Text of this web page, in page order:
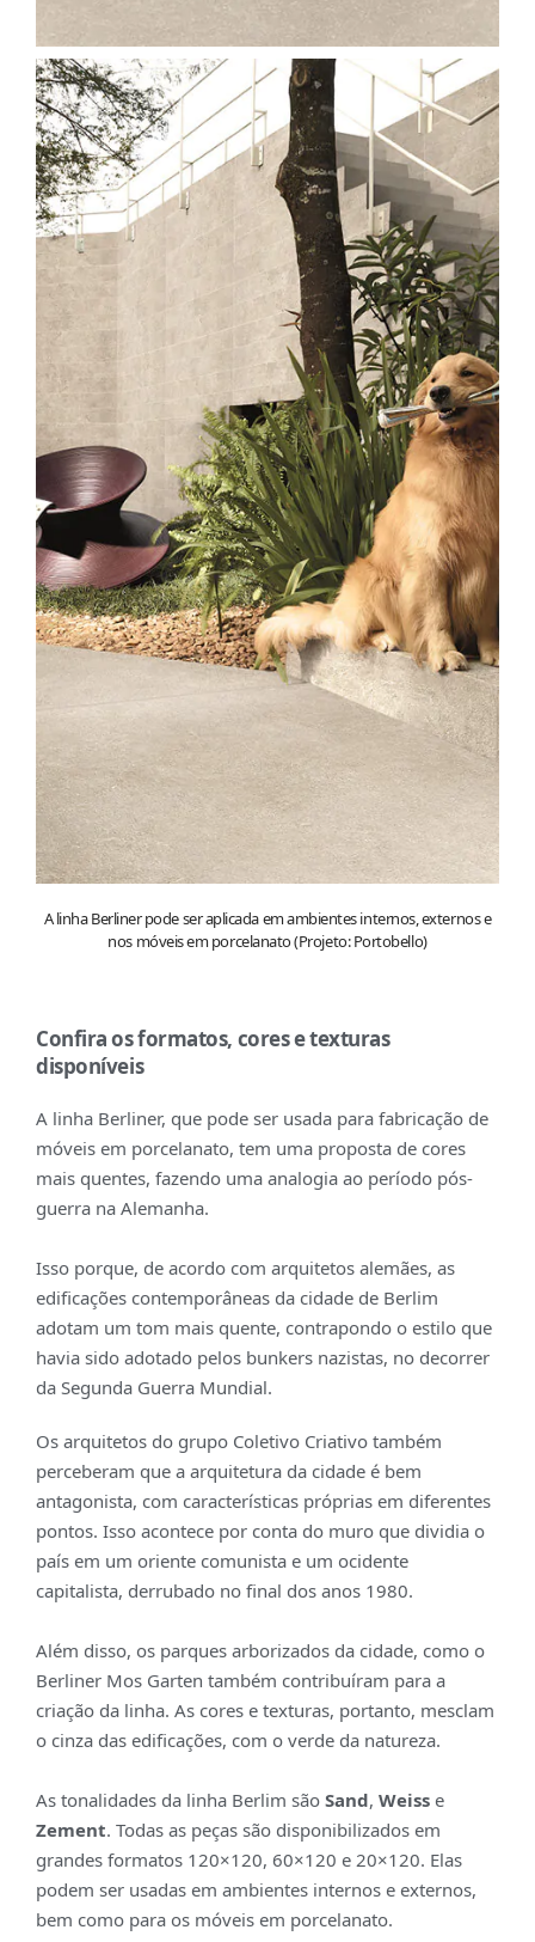
A linha Berliner pode ser aplicada em ambientes internos, externos e
nos móveis em porcelanato (Projeto: Portobello)
Confira os formatos, cores e texturas
disponíveis
A linha Berliner, que pode ser usada para fabricação de
móveis em porcelanato, tem uma proposta de cores
mais quentes, fazendo uma analogia ao período pós-
guerra na Alemanha.
Isso porque, de acordo com arquitetos alemães, as
edificações contemporâneas da cidade de Berlim
adotam um tom mais quente, contrapondo o estilo que
havia sido adotado pelos bunkers nazistas, no decorrer
da Segunda Guerra Mundial.
Os arquitetos do grupo Coletivo Criativo também
perceberam que a arquitetura da cidade é bem
antagonista, com características próprias em diferentes
pontos. Isso acontece por conta do muro que dividia o
país em um oriente comunista e um ocidente
capitalista, derrubado no final dos anos 1980.
Além disso, os parques arborizados da cidade, como o
Berliner Mos Garten também contribuíram para a
criação da linha. As cores e texturas, portanto, mesclam
o cinza das edificações, com o verde da natureza.
As tonalidades da linha Berlim são Sand, Weiss e
Zement. Todas as peças são disponibilizados em
grandes formatos 120×120, 60×120 e 20×120. Elas
podem ser usadas em ambientes internos e externos,
bem como para os móveis em porcelanato.